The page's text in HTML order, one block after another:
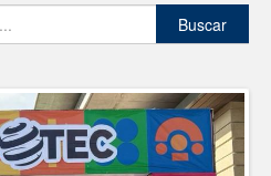
vecinos de Integración Familiar
de Acción y Conciencia
la UAT el acceso a la
superior en comunidades
BIENESTAR ANIMAL
DE ATENCIÓN PARA REDUCIR
Buscar